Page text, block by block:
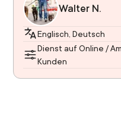
Walter N.
Englisch, Deutsch
Dienst auf Online /
Kunden